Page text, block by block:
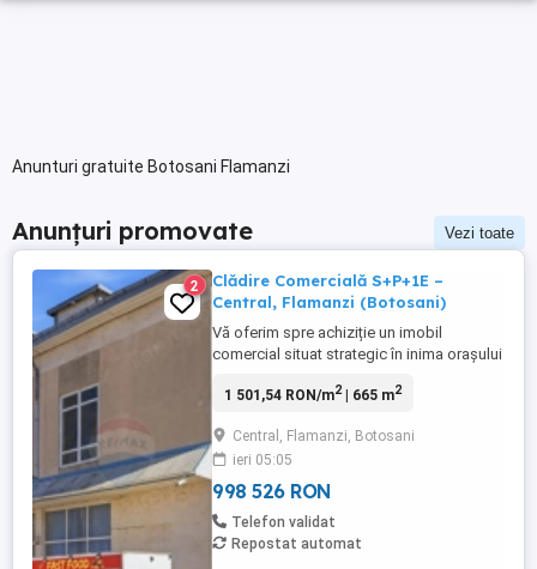
Anunturi gratuite Botosani Flamanzi
Anunțuri promovate Vezi toate
2
Clădire Comercială S+P+1E –
Central, Flamanzi (Botosani)
Vă oferim spre achiziție un imobil
comercial situat strategic în inima orașului
Botosani. Proprietatea reprezintă o
său privilegiat, într-o zonă cu flux pietonal
ridicat și acces auto facil, în imediata
proximitate ...
1 501,54 RON/m2| 665 m2
Central, Flamanzi, Botosani
ieri 05:05
998 526 RON
Telefon validat
Repostat automat